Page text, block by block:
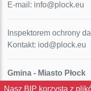
E-mail: info@plock.eu
Inspektorem ochrony
Kontakt: iod@plock.eu
Gmina - Miasto Płock
Pl. Stary Rynek 1
Nasz BIP korzysta z